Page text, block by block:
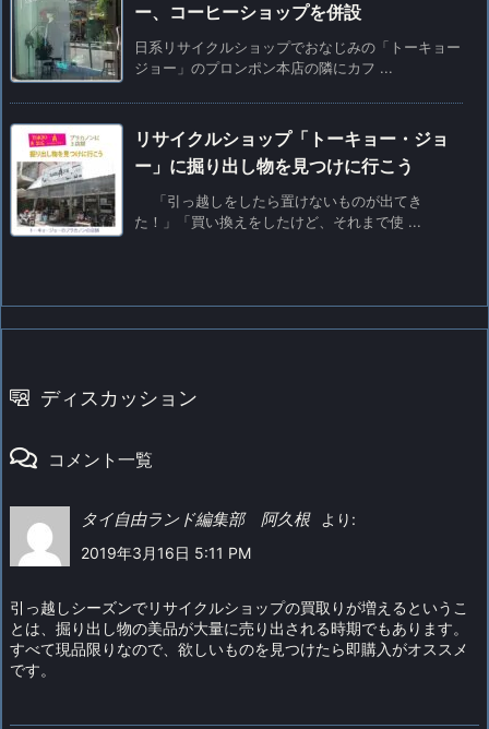
ー、コーヒーショップを併設
日系リサイクルショップでおなじみの「トーキョー
ジョー」のプロンポン本店の隣にカフ ...
リサイクルショップ「トーキョー・ジョ
ー」に掘り出し物を見つけに行こう
「引っ越しをしたら置けないものが出てき
た！」「買い換えをしたけど、それまで使 ...
ディスカッション
コメント一覧
タイ自由ランド編集部 阿久根
より:
2019年3月16日 5:11 PM
引っ越しシーズンでリサイクルショップの買取りが増えるというこ
とは、掘り出し物の美品が大量に売り出される時期でもあります。
すべて現品限りなので、欲しいものを見つけたら即購入がオススメ
です。